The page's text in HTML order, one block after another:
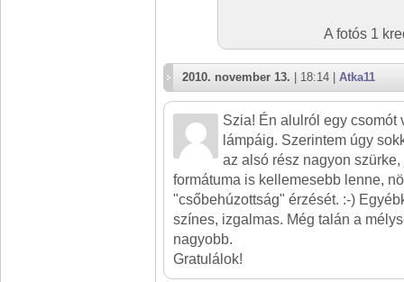
A fotós 1
2010. november 13. | 18:14 | Atka11
Szia! Én alulról egy csomót
lámpáig. Szerintem úgy
az alsó rész nagyon
formátuma is kellemesebb lenne,
"csőbehúzottság" érzését. :-)
színes, izgalmas. Még talán a
nagyobb.
Gratulálok!